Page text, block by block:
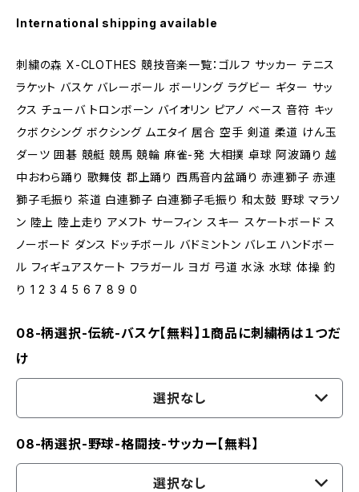
International shipping available
刺繍の森 X-CLOTHES 競技音楽一覧：ゴルフ サッカー テニス
ラケット バスケ バレーボール ボーリング ラグビー ギター サッ
クス チューバ トロンボーン バイオリン ピアノ ベース 音符 キッ
クボクシング ボクシング ムエタイ 居合 空手 剣道 柔道 けん玉
ダーツ 囲碁 競艇 競馬 競輪 麻雀-発 大相撲 卓球 阿波踊り 越
中おわら踊り 歌舞伎 郡上踊り 西馬音内盆踊り 赤連獅子 赤連
獅子毛振り 茶道 白連獅子 白連獅子毛振り 和太鼓 野球 マラソ
ン 陸上 陸上走り アメフト サーフィン スキー スケートボード ス
ノーボード ダンス ドッチボール バドミントン バレエ ハンドボー
ル フィギュアスケート フラガール ヨガ 弓道 水泳 水球 体操 釣
り 1 2 3 4 5 6 7 8 9 0
08-柄選択-伝統-バスケ【無料】１商品に刺繍柄は１つだ
け
選択なし
08-柄選択-野球-格闘技-サッカー【無料】
選択なし